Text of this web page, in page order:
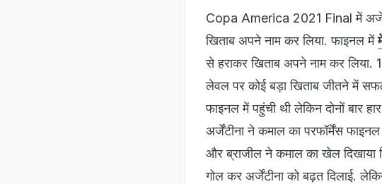
Copa America 2021 Final में
खिताब अपने नाम कर लिया. फाइनल में
से हराकर खिताब अपने नाम कर लिया.
लेवल पर कोई बड़ा खिताब जीतने में सफल
फाइनल में पहुंची थी लेकिन दोनों बार
अर्जेंटीना ने कमाल का परफॉर्मेंस
और ब्राजील ने कमाल का खेल दिखाया
गोल कर अर्जेंटीना को बढ़त दिलाई.